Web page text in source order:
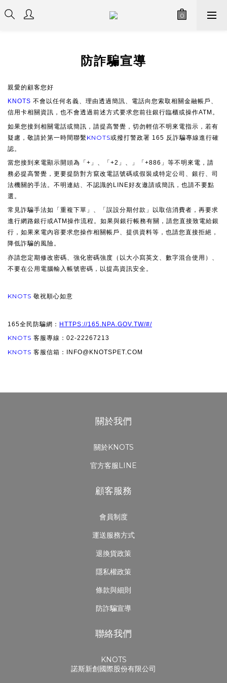
防詐騙宣導
親愛的顧客您好
KNOTS 不會以任何名義、理由透過簡訊、電話向您索取相關金融帳戶、
信用卡相關資訊，也不會透過前述方式要求您前往銀行臨櫃或操作ATM。
如果您接到相關電話或簡訊，請提高警覺，切勿輕信不明來電指示，若有
疑慮，敬請於第一時間聯繫KNOTS或撥打警政署 165 反詐騙專線進行確
認。
當您接到來電顯示開頭為「+」、「+2」、」「+886」等不明來電，請
務必提高警覺，更要提防對方竄改電話號碼或假裝成特定公司、銀行、司
法機關的手法。不明連結、不認識的LINE好友邀請或簡訊，也請不要點
選。
常見詐騙手法如「重複下單」、「誤設分期付款」以取信消費者，再要求
進行網路銀行或ATM操作流程。如果與銀行帳務有關，請您直接致電給銀
行，如果來電內容要求您操作相關帳戶、提供資料等，也請您直接拒絕，
降低詐騙的風險。
亦請您定期修改密碼、強化密碼強度（以大小寫英文、數字混合使用）、
不要在公用電腦輸入帳號密碼，以提高資訊安全。
KNOTS 敬祝順心如意
165全民防騙網： HTTPS://165.NPA.GOV.TW/#/
KNOTS 客服專線：02-22267213
KNOTS 客服信箱：INFO@KNOTSPET.COM
關於我們
關於KNOTS
官方客服LINE
顧客服務
會員制度
運送服務方式
退換貨政策
隱私權政策
條款與細則
防詐騙宣導
聯絡我們
KNOTS
諾斯新創國際股份有限公司